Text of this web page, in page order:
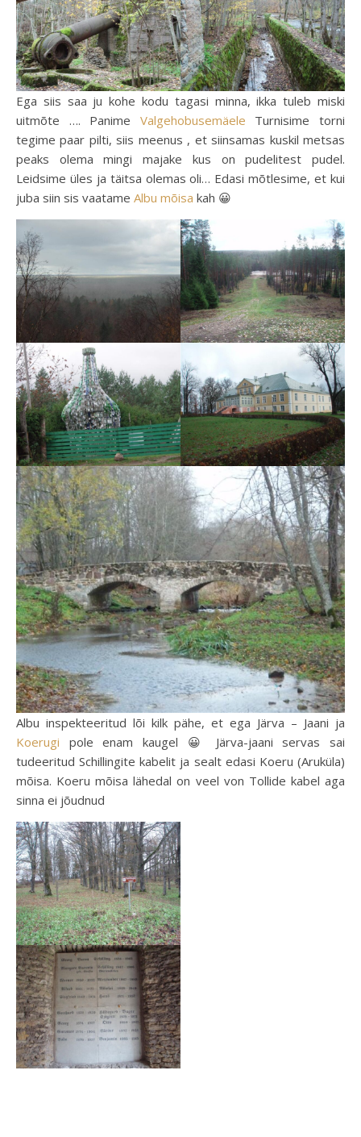
Ega siis saa ju kohe kodu tagasi minna, ikka tuleb miski
uitmõte …. Panime Valgehobusemäele Turnisime torni
tegime paar pilti, siis meenus , et siinsamas kuskil metsas
peaks olema mingi majake kus on pudelitest pudel.
Leidsime üles ja täitsa olemas oli… Edasi mõtlesime, et kui
juba siin sis vaatame Albu mõisa kah 😀
Albu inspekteeritud lõi kilk pähe, et ega Järva – Jaani ja
Koerugi pole enam kaugel 😀 Järva-jaani servas sai
tudeeritud Schillingite kabelit ja sealt edasi Koeru (Aruküla)
mõisa. Koeru mõisa lähedal on veel von Tollide kabel aga
sinna ei jõudnud